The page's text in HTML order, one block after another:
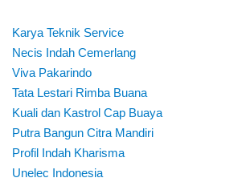
Karya Teknik Service
Necis Indah Cemerlang
Viva Pakarindo
Tata Lestari Rimba Buana
Kuali dan Kastrol Cap Buaya
Putra Bangun Citra Mandiri
Profil Indah Kharisma
Unelec Indonesia